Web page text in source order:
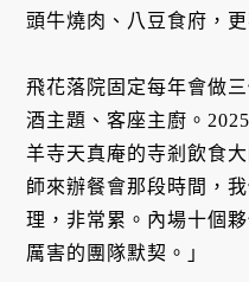
頭牛燒肉、八豆食府，
飛花落院固定每年會做
酒主題、客座主廚。
羊寺天真庵的寺剎飲食
師來辦餐會那段時間，
理，非常累。內場十個
厲害的團隊默契。」